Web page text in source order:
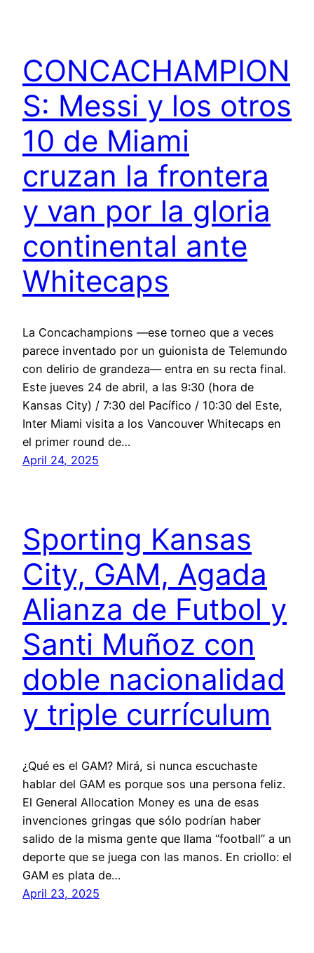
CONCACHAMPION
S: Messi y los otros
10 de Miami
cruzan la frontera
y van por la gloria
continental ante
Whitecaps
La Concachampions —ese torneo que a veces
parece inventado por un guionista de Telemundo
con delirio de grandeza— entra en su recta final.
Este jueves 24 de abril, a las 9:30 (hora de
Kansas City) / 7:30 del Pacífico / 10:30 del Este,
Inter Miami visita a los Vancouver Whitecaps en
el primer round de…
April 24, 2025
Sporting Kansas
City, GAM, Agada
Alianza de Futbol y
Santi Muñoz con
doble nacionalidad
y triple currículum
¿Qué es el GAM? Mirá, si nunca escuchaste
hablar del GAM es porque sos una persona feliz.
El General Allocation Money es una de esas
invenciones gringas que sólo podrían haber
salido de la misma gente que llama “football” a un
deporte que se juega con las manos. En criollo: el
GAM es plata de…
April 23, 2025